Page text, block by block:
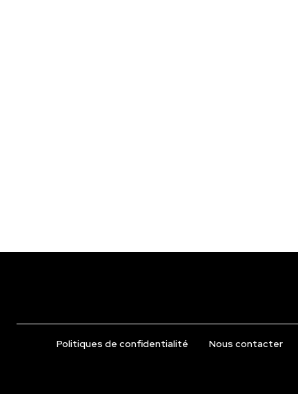
Politiques de confidentialité Nous contacter